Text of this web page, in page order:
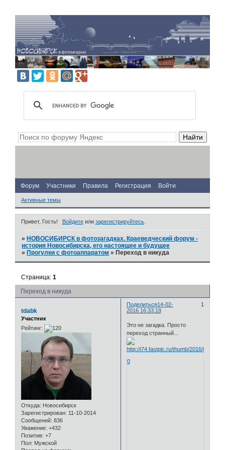
Форум Участники Правила Регистрация Войти
Активные темы
Привет, Гость! Войдитеили зарегистрируйтесь.
» НОВОСИБИРСК в фотозагадках. Краеведческий форум -
история Новосибирска, его настоящее и будущее
» Прогулки с фотоаппаратом » Переход в никуда
Переход в никуда
Страница:1
Поделиться 1
14-02-
2016 16:33:19
tdabk
Участник
Рейтинг:
Откуда: Новосибирск
Зарегистрирован: 11-10-2014
Сообщений: 836
Уважение: +432
Позитив: +7
Пол: Мужской
Это не загадка. Просто
переход странный...
0